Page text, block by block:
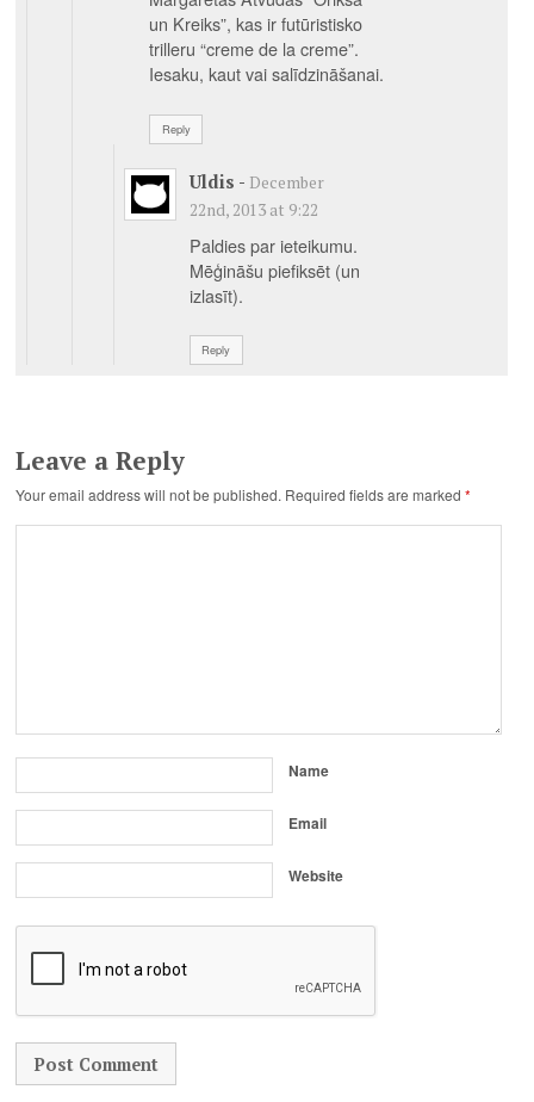
un Kreiks”, kas ir futūristisko
trilleru “creme de la creme”.
Iesaku, kaut vai salīdzināšanai.
Reply
Uldis - December
22nd, 2013 at 9:22
Paldies par ieteikumu.
Mēģināšu piefiksēt (un
izlasīt).
Reply
Leave a Reply
Your email address will not be published. Required fields are marked*
Name
Email
Website